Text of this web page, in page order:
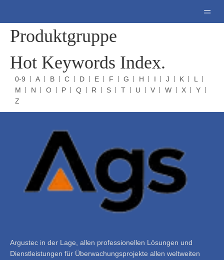
Produktgruppe
Hot Keywords Index.
0-9 A B C D E F G H I J K
L
M
N O P Q R S T U V W X
Y
Z
Argustec in der Lage, allen professionellen Lösungen und
Dienstleistungen für Überwachungsprojekte allen weltweiten